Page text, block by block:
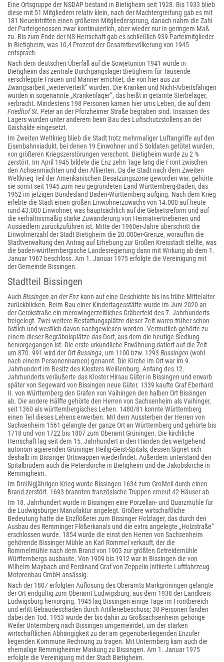
Eine Ortsgruppe der NSDAP bestand in Bietigheim seit 1928. Bis 1933 blieb
diese mit 51 Mitgliedern relativ klein, nach der Machtergreifung gab es mit
181 Neueintritten einen größeren Mitgliedersprung, danach nahm die Zahl
der Parteigenossen zwar kontinuierlich, aber wieder nur in geringem Maß
zu. Bis zum Ende der NS-Herrschaft gab es schließlich 939 Parteimitglieder
in Bietigheim, was 10,4 Prozent der Gesamtbevölkerung von 1945
entsprach.
Nach dem deutschen Überfall auf die Sowjetunion 1941 wurde in
Bietigheim das zentrale Durchgangslager Bietigheim für Tausende
verschleppte Frauen und Männer errichtet, die von hier aus zur
Zwangsarbeit „weiterverteilt“ wurden. Die Kranken und Nicht-Arbeitsfähigen
wurden in sogenannte „Krankenlager“, das heißt in getarnte Sterbelager,
verbracht. Mindestens 198 Personen kamen hier ums Leben, die auf dem
Friedhof St. Peteran der Pforzheimer Straße begraben sind. Insassen des
Lagers wurden unter anderem beim Bau des Luftschutzstollens an der
Gaishalde eingesetzt.
Im Zweiten Weltkrieg blieb die Stadt trotz mehrmaliger Luftangriffe auf den
Eisenbahnviadukt, bei denen 19 Einwohner und 5 Soldaten getötet wurden,
von größeren Kriegszerstörungen verschont. Bietigheim wurde zu 2 %
zerstört. Im April 1945 bildete die Enz zehn Tage lang die Front zwischen
den Achsenmächten und den Alliierten. Da die Stadt nach dem Zweiten
Weltkrieg Teil der Amerikanischen Besatzungszone geworden war, gehörte
sie somit seit 1945 zum neu gegründeten Land Württemberg-Baden, das
1952 im jetzigen Bundesland Baden-Württemberg aufging. Nach dem Krieg
erlebte die Stadt einen großen Einwohnerzuwachs von 14.000 auf heute
rund 43.000 Einwohner, was hauptsächlich auf die Gebietsreform und auf
die verhältnismäßig starke Zuwanderung von Heimatvertriebenen und
Aussiedlern zurückzuführen ist. Mitte der 1960er-Jahre überschritt die
Einwohnerzahl der Stadt Bietigheim die 20.000er-Grenze, woraufhin die
Stadtverwaltung den Antrag auf Erhebung zur Großen Kreisstadt stellte, was
die baden-württembergische Landesregierung dann mit Wirkung ab dem 1.
Januar 1967 beschloss. Am 1. Januar 1975 erfolgte die Vereinigung mit
der Gemeinde Bissingen.
Stadtteil Bissingen
Auch Bissingen an der Enz kann auf eine Geschichte bis ins frühe Mittelalter
zurückblicken. Beim Bau einer Kindertagesstätte wurde im Juni 2020 an
der Gerokstraße ein merowingerzeitliches Gräberfeld des 7. Jahrhunderts
freigelegt. Zwei weitere Bestattungsplätze dieser Zeit waren früher schon
östlich und westlich davon nachgewiesen worden. Vermutlich gehörte zu
einem dieser Begräbnisplätze das Dorf, aus dem die heutige Siedlung
hervorgegangen ist. Die erste urkundliche Erwähnung datiert auf die Zeit
um 870. 991 wird der OrtBussinga, um 1100 bzw. 1293 Bussingen (wohl
nach einem Personennamen) genannt. Die Kirche im Ort war im 9.
Jahrhundert im Besitz des Klosters Weißenburg. Anfang des 12.
Jahrhunderts veräußerte das Kloster Hirsau Güter in Bissingen und erwarb
später von Segeward von Bissingen neue Güter. 1339 kaufte Graf Eberhard
II. von Württemberg den Grafen von Vaihingen den halben Ort Bissingen
ab. Die andere Hälfte gehörte den Herren von Sachsenheim als Vaihinger,
seit 1360 als württembergisches Lehen. 1480/81 konnte Württemberg
einen Teil dieses Lehens erwerben. Mit dem Aussterben der Herren von
Sachsenheim 1561 gelangte der ganze Ort an Württemberg und gehörte bis
1718 und von 1722 bis 1807 zum Oberamt Grüningen. Die kirchliche
Herrschaft lag seit dem 15. Jahrhundert in den Händen des weitgehend
autonom agierenden Grüninger Heilig-Geist-Spitals, dessen Signet sich
deshalb im Bissinger Ortswappen wiederfindet. Außerdem unterstand den
Spitalbrüdern auch die Peterskirche in Bietigheim und die Jakobskirche in
Remmigheim.
Im Dreißigjährigen Krieg wurde Bissingen 1634 zum Großteil durch einen
Brand zerstört. 1693 brannten französische Truppen erneut 42 Häuser ab.
Im 18. Jahrhundert wurde in Bissingen eine Porzellan- und Quarzmühle für
die Ludwigsburger Manufaktur angelegt. Größere wirtschaftliche
Bedeutung hatte die Enzflößerei zum Bissinger Holzlager, das durch den
Ausbau des Remminger Flößerkanals und die extra angelegte „Holzstraße“
erschlossen wurde. 1854 wurde die einst den Herren von Sachsenheim
gehörende Bissinger Mühle an Karl Rommel verkauft, der die
Rommelmühle nach dem Brand von 1903 zur größten Getreidemühle
Württembergs ausbaute. Von 1909 bis 1912 war in Bissingen die von
Wilhelm Maybach und Ferdinand Graf von Zeppelin initiierte Luftfahrzeug-
Motorenbau GmbH ansässig.
Nach der 1807 erfolgten Auflösung des Oberamts Markgröningen gelangte
der Ort endgültig zum Oberamt Ludwigsburg, aus dem 1938 der Landkreis
Ludwigsburg hervorging. 1945 lag Bissingen einige Tage im Frontbereich
und erlitt Gebäudeschäden durch Artilleriebeschuss; 38 Personen fanden
dabei den Tod. 1953 wurde der bis dahin zu Großsachsenheim gehörige
Weiler Untermberg nach Bissingen umgemeindet, um der starken
wirtschaftlichen Abhängigkeit zu der am gegenüberliegenden Enzufer
liegenden Kommune Rechnung zu tragen. Mit Untermberg kam auch die
ehemalige Remmigheimer Markung zu Bissingen. Am 1. Januar 1975
erfolgte die Vereinigung mit der Stadt Bietigheim.